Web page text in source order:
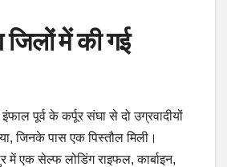
में की गई
पूर्व के कर्पूर संघा से दो उग्रवादीयों
जिनके पास एक पिस्तौल मिली।
में एक सेल्फ लोडिंग राइफल, कार्बाइन,